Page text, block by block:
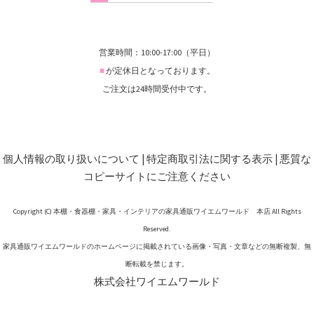
営業時間：10:00-17:00（平日）
■が定休日となっております。
ご注文は24時間受付中です。
個人情報の取り扱いについて | 特定商取引法に関する表示 | 悪質な
コピーサイトにご注意ください
Copyright (C) 本棚・食器棚・家具・インテリアの家具通販ワイエムワールド 本店 All Rights
Reserved.
家具通販ワイエムワールドのホームページに掲載されている画像・写真・文章などの無断複製、無
断転載を禁じます。
株式会社ワイエムワールド